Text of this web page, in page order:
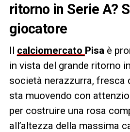
ritorno in Serie A?
giocatore
Il calciomercato Pisa è
in vista del grande ritorno
società nerazzurra, fresca
sta muovendo con
per costruire una rosa
all’altezza della massima